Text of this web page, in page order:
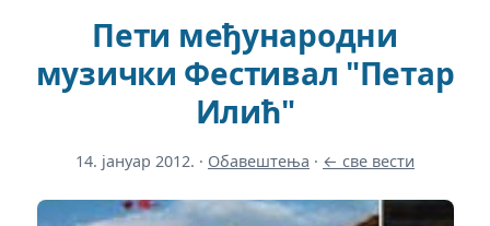
Пети међународни
музички Фестивал "Петар
Илић"
14. јануар 2012. · Обавештења · ← све вести